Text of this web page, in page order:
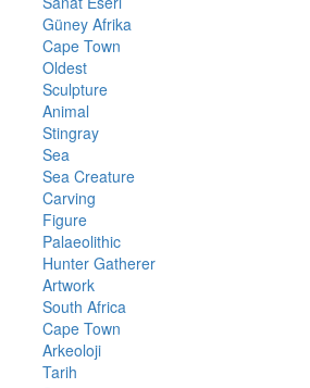
Güney Afrika
Cape Town
Oldest
Sculpture
Animal
Stingray
Sea
Sea Creature
Carving
Figure
Palaeolithic
Hunter Gatherer
Artwork
South Africa
Cape Town
Arkeoloji
Tarih